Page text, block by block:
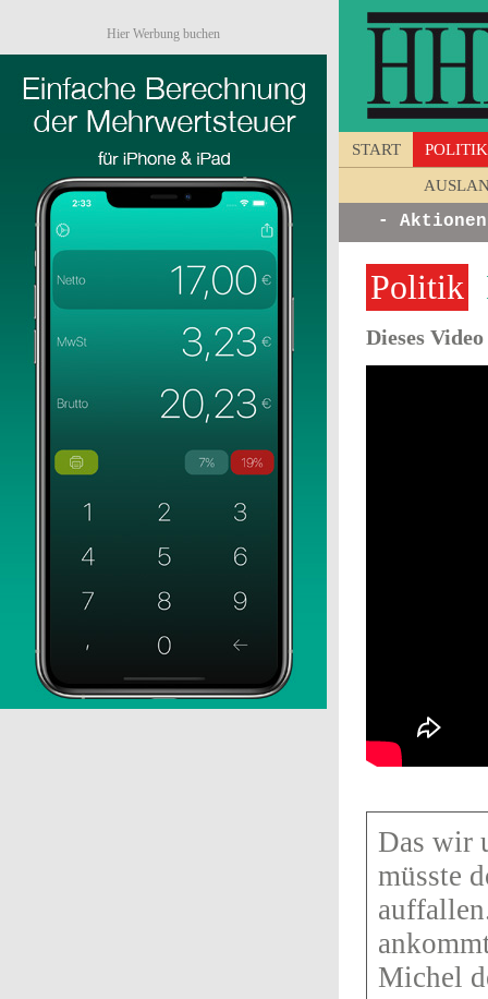
Hier Werbung buchen
START POLITIK
Unternehmen - Ankündigungen - Aktionen
Politik
Dieses
Das wir
müsste
Michel